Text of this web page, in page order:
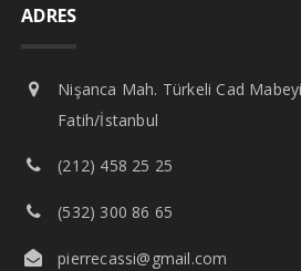
ADRES
Nişanca Mah. Türkeli Cad
Fatih/İstanbul
(212) 458 25 25
(532) 300 86 65
pierrecassi@gmail.com